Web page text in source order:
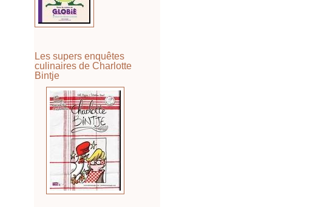
Les supers enquêtes
culinaires de Charlotte
Bintje